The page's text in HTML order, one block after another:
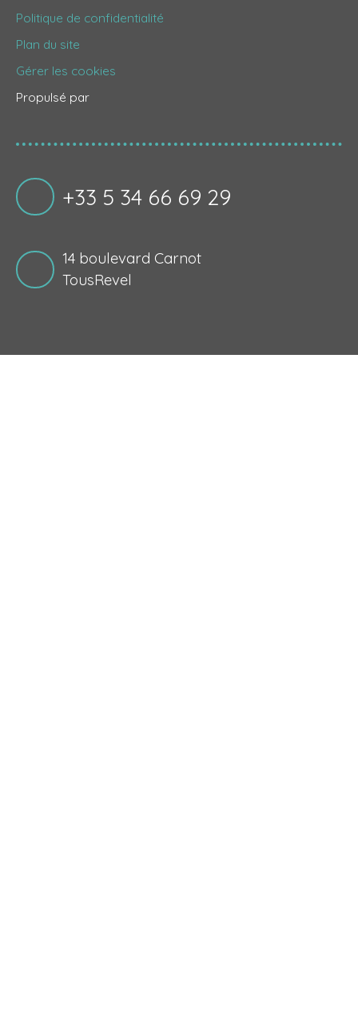
Politique de confidentialité
Plan du site
Gérer les cookies
Propulsé par
+33 5 34 66 69 29
14 boulevard Carnot
TousRevel